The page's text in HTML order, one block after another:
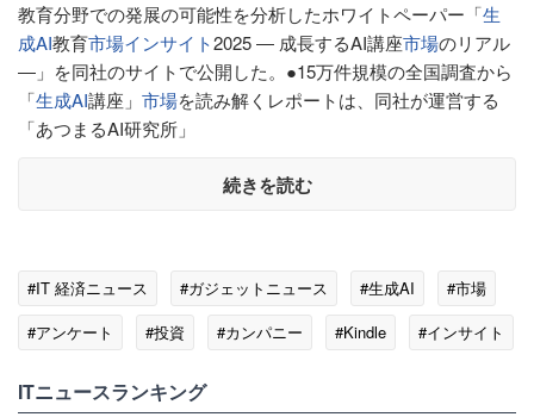
教育分野での発展の可能性を分析したホワイトペーパー「生
成AI教育市場インサイト2025 ― 成長するAI講座市場のリアル
―」を同社のサイトで公開した。●15万件規模の全国調査から
「生成AI講座」 市場を読み解くレポートは、同社が運営する
「あつまるAI研究所」
続きを読む
#IT 経済ニュース #ガジェットニュース #生成AI
#市場
#アンケート
#投資 #カンパニー #Kindle #インサイト
ITニュースランキング